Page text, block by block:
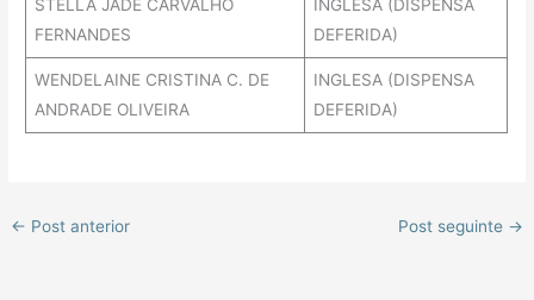
STELLA JADE CARVALHO
FERNANDES
INGLESA (DISPENSA
DEFERIDA)
WENDELAINE CRISTINA C. DE
ANDRADE OLIVEIRA
INGLESA (DISPENSA
DEFERIDA)
← Post anterior Post seguinte →